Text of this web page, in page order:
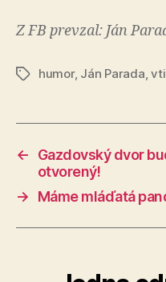
Z FB prevzal: Ján
Značkyhumor, Ján Parada ,
←
Gazdovský dvor
otvorený!
→
Máme mláďatá